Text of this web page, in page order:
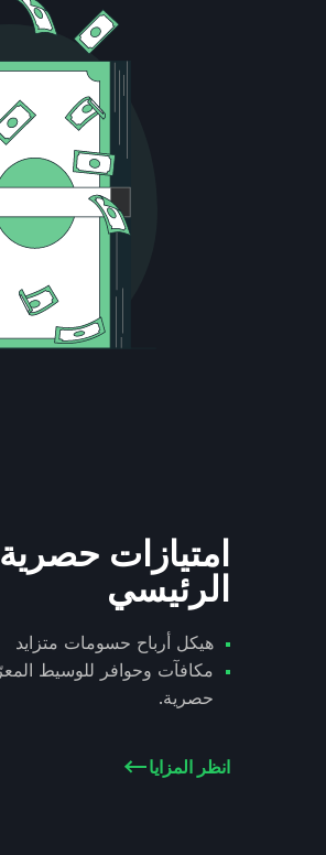
امتيازات
الرئيسي
هيكل أرباح حسومات متزايد
مكافآت وحوافر للوسيط
حصرية.
انظر المزايا